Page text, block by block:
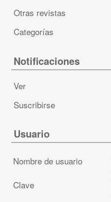
Otras revistas
Categorías
Notificaciones
Ver
Suscribirse
Usuario
Nombre de usuario
Clave